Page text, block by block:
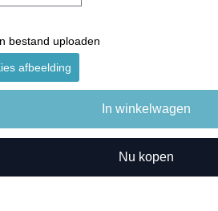
bestand uploaden
afbeelding
In winkelwagen
Nu kopen